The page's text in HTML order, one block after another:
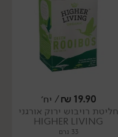
19.90
₪/ יח׳
חליטת רויבוש ירוק אורגני
HIGHER LIVING
33 גרם